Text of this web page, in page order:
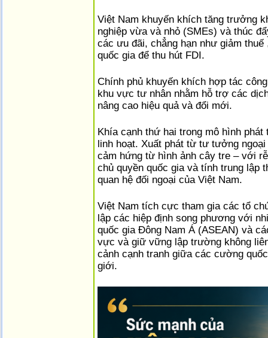
Việt Nam khuyến khích tăng trưởng
nghiệp vừa và nhỏ (SMEs) và thúc
các ưu đãi, chẳng hạn như giảm
quốc gia để thu hút FDI.
Chính phủ khuyến khích hợp tác
khu vực tư nhân nhằm hỗ trợ các
nâng cao hiệu quả và đổi mới.
Khía cạnh thứ hai trong mô hình
linh hoạt. Xuất phát từ tư tưởng
cảm hứng từ hình ảnh cây tre – với
chủ quyền quốc gia và tính trung lập
quan hệ đối ngoại của Việt Nam.
Việt Nam tích cực tham gia các tổ
lập các hiệp định song phương với
quốc gia Đông Nam Á (ASEAN) và
vực và giữ vững lập trường không
cảnh cạnh tranh giữa các cường
giới.